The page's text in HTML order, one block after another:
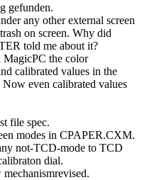
gefunden.
any other external screen
on screen. Why did
told me about it?
MagicPC the color
calibrated values in the
even calibrated values
file spec.
modes in CPAPER.CXM.
not-TCD-mode to TCD
dial.